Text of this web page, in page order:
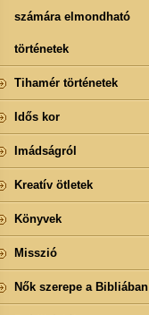
számára elmondható
történetek
Tihamér történetek
Idős kor
Imádságról
Kreatív ötletek
Könyvek
Misszió
Nők szerepe a Bibliában